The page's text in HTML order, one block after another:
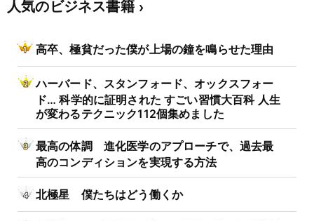
人気のビジネス書籍
高卒、極貧だった僕が上場の鐘を鳴らせた理由
ハーバード、スタンフォード、オックスフォー
ド… 科学的に証明された すごい習慣大百科 人生
が変わるテクニック112個集めました
最高の体調 進化医学のアプローチで、過去最
高のコンディションを実現する方法
北極星 僕たちはどう働くか